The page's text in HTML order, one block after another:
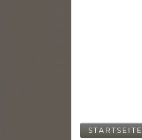
STARTSEITE